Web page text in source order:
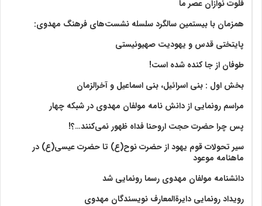
فلوت نوازان عصر ما
همزمان با بیستمین سالگرد سلسله نشست‌های فرهنگ مهدوی:‌
پایتختی قدس و یهودیت صهیونیستی
طوفان از جا کنده شده است!
بخش اول : بنی اسرائیل، بنی اسماعیل و آخرالزمان
مراسم رونمایی از دانش نامه مولفان مهدوی در شبکه چهار
پس چرا حضرت حجت اروحنا فداه ظهور نمی‌کنند…؟!
سیر تحولات قوم یهود از حضرت نوح(ع) تا حضرت عیسی(ع) در
ماهنامه موعود
دانشنامه مولفان مهدوی رسما رونمایی شد
رویداد رونمایی دایرةالمعارف نویسندگان مهدوی